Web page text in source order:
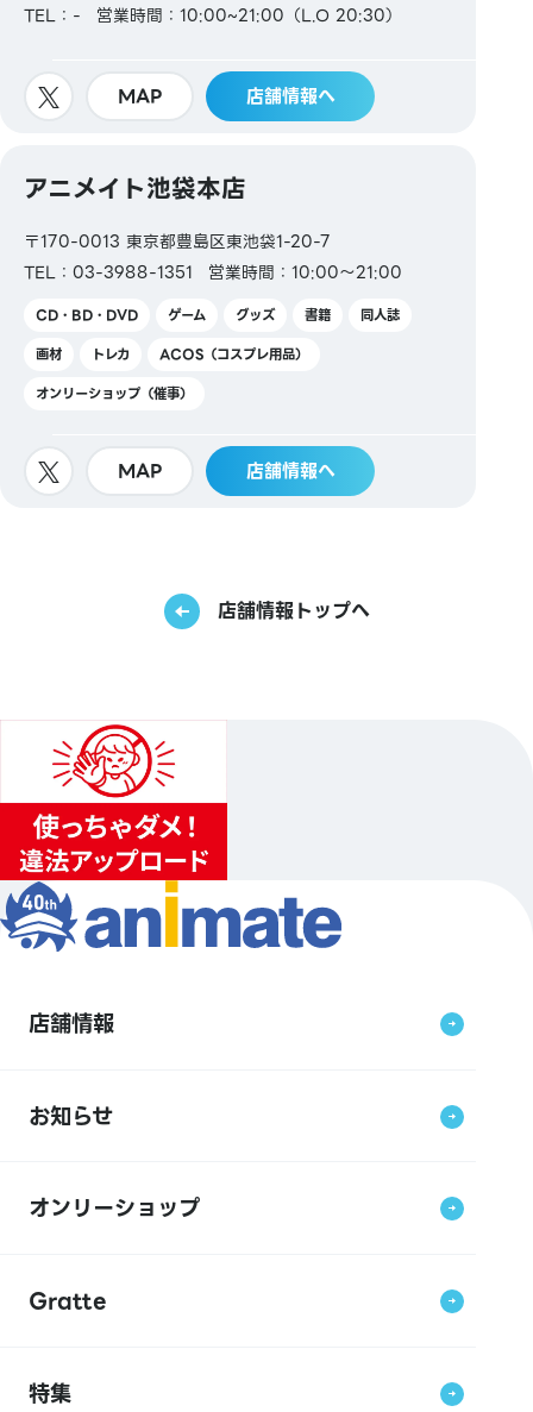
TEL：-
営業時間：10:00~21:00（L.O 20:30）
MAP 店舗情報へ
アニメイト池袋本店
〒170-0013 東京都豊島区東池袋1-20-7
TEL：03-3988-1351
営業時間：10:00～21:00
CD・BD・DVD ゲーム グッズ 書籍
同人誌
画材
トレカ
ACOS（コスプレ用品）
オンリーショップ（催事）
MAP 店舗情報へ
店舗情報トップへ
店舗情報
お知らせ
オンリーショップ
Gratte
特集